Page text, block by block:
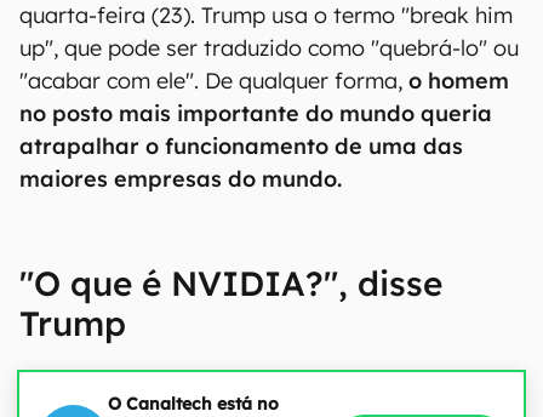
quarta-feira (23). Trump usa o termo "break him
up", que pode ser traduzido como "quebrá-lo" ou
"acabar com ele". De qualquer forma, o homem
no posto mais importante do mundo queria
atrapalhar o funcionamento de uma das
maiores empresas do mundo.
"O que é NVIDIA?", disse
Trump
O Canaltech está no